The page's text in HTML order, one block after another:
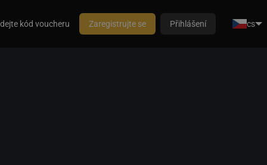
kód voucheru Zaregistrujte se Přihlášení cs